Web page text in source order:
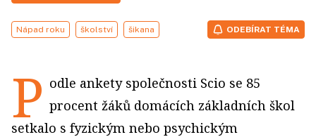
Nápad roku školství šikana ODEBÍRAT TÉMA
P odle ankety společnosti Scio se 85
procent žáků domácích základních škol
setkalo s fyzickým nebo psychickým